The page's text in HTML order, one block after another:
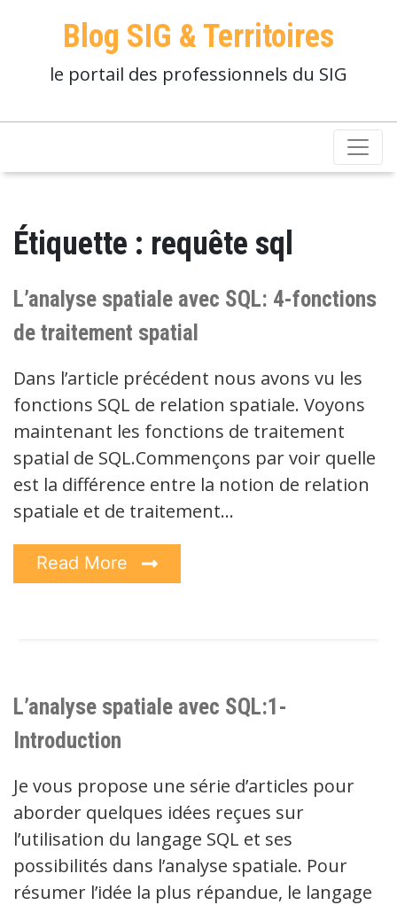
Blog SIG & Territoires
le portail des professionnels du SIG
Étiquette : requête sql
L’analyse spatiale avec SQL: 4-fonctions
de traitement spatial
Dans l’article précédent nous avons vu les
fonctions SQL de relation spatiale. Voyons
maintenant les fonctions de traitement
spatial de SQL.Commençons par voir quelle
est la différence entre la notion de relation
spatiale et de traitement…
Read More
L’analyse spatiale avec SQL:1-
Introduction
Je vous propose une série d’articles pour
aborder quelques idées reçues sur
l’utilisation du langage SQL et ses
possibilités dans l’analyse spatiale. Pour
résumer l’idée la plus répandue, le langage